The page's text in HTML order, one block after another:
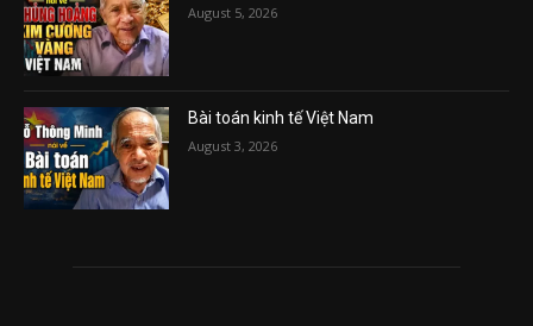
August 5, 2026
Bài toán kinh tế Việt Nam
August 3, 2026